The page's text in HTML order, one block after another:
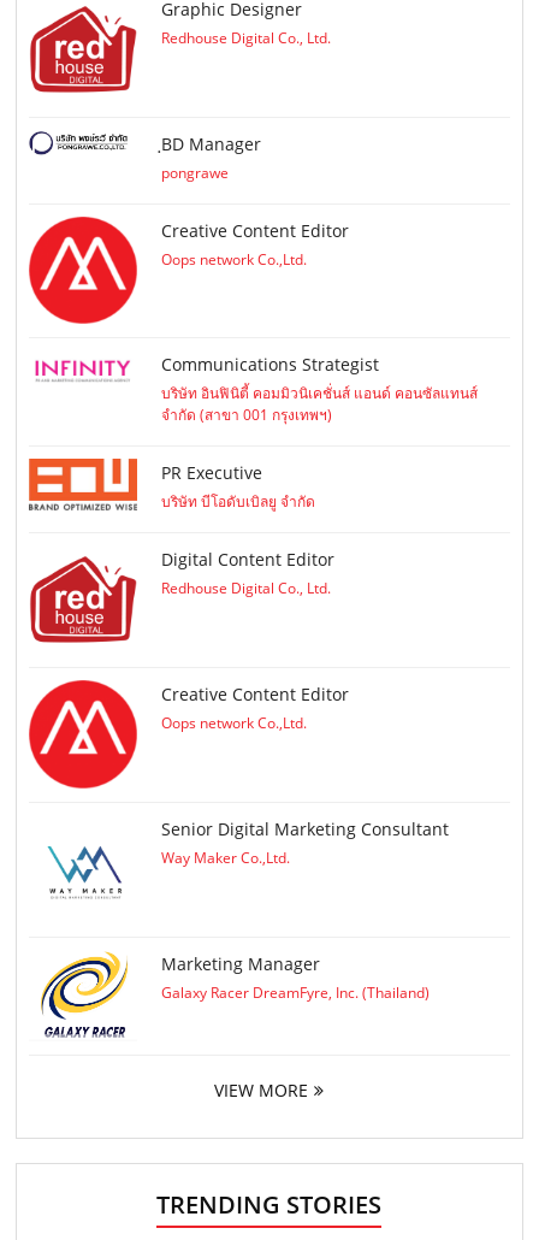
Graphic Designer
Redhouse Digital Co., Ltd.
ฺBD Manager
pongrawe
Creative Content Editor
Oops network Co.,Ltd.
Communications Strategist
บริษัท อินฟินิตี้ คอมมิวนิเคชั่นส์ แอนด์ คอนซัลแทนส์
จำกัด (สาขา 001 กรุงเทพฯ)
PR Executive
บริษัท บีโอดับเบิลยู จำกัด
Digital Content Editor
Redhouse Digital Co., Ltd.
Creative Content Editor
Oops network Co.,Ltd.
Senior Digital Marketing Consultant
Way Maker Co.,Ltd.
Marketing Manager
Galaxy Racer DreamFyre, Inc. (Thailand)
VIEW MORE
TRENDING STORIES